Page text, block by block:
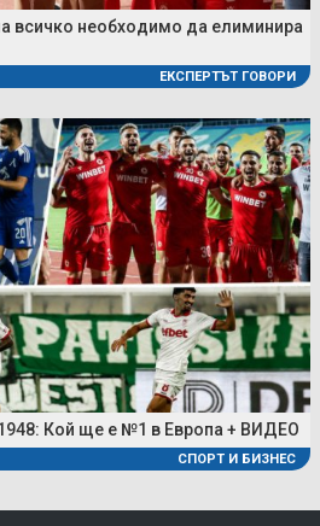
всичко необходимо да елиминира
ЕКСПЕРТЪТ ГОВОРИ
Кой ще е №1 в Европа + ВИДЕО
СПОРТ И БИЗНЕС